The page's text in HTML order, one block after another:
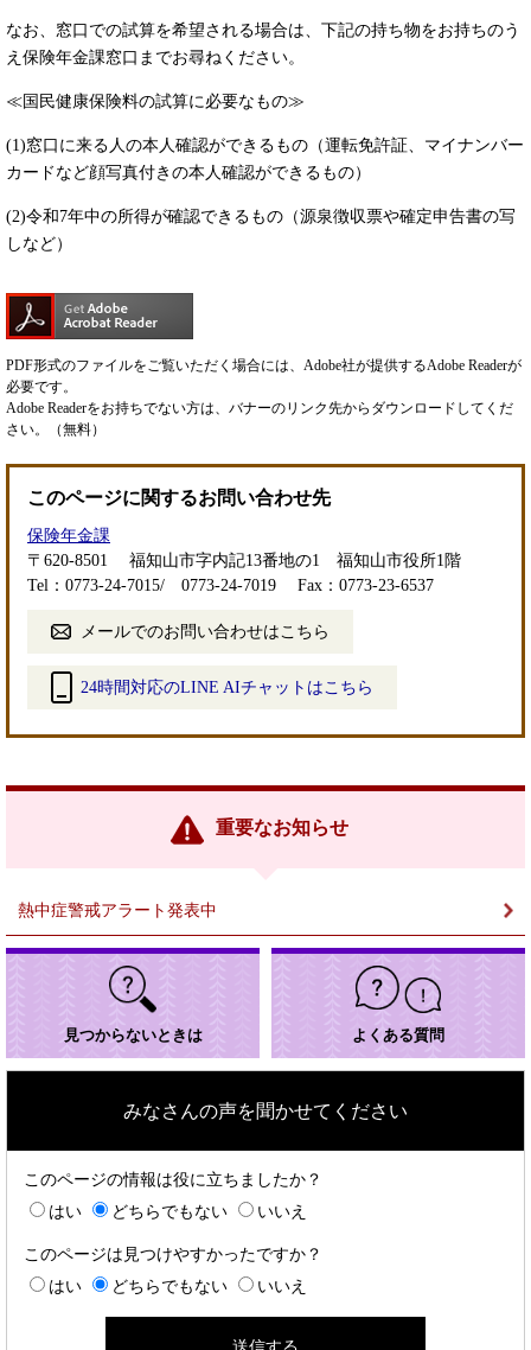
なお、窓口での試算を希望される場合は、下記の持ち物をお持ちのう
え保険年金課窓口までお尋ねください。
≪国民健康保険料の試算に必要なもの≫
(1)窓口に来る人の本人確認ができるもの（運転免許証、マイナンバー
カードなど顔写真付きの本人確認ができるもの）
(2)令和7年中の所得が確認できるもの（源泉徴収票や確定申告書の写
しなど）
PDF形式のファイルをご覧いただく場合には、Adobe社が提供するAdobe Readerが
必要です。
Adobe Readerをお持ちでない方は、バナーのリンク先からダウンロードしてくだ
さい。（無料）
このページに関するお問い合わせ先
保険年金課
〒620-8501
福知山市字内記13番地の1 福知山市役所1階
Tel：0773-24-7015/ 0773-24-7019
Fax：0773-23-6537
メールでのお問い合わせはこちら
24時間対応のLINE AIチャットはこちら
リ
重要なお知らせ
熱中症警戒アラート発表中
見つからないときは よくある質問
みなさんの声を聞かせてください
このページの情報は役に立ちましたか？
はい
どちらでもない いいえ
このページは見つけやすかったですか？
はい
どちらでもない いいえ